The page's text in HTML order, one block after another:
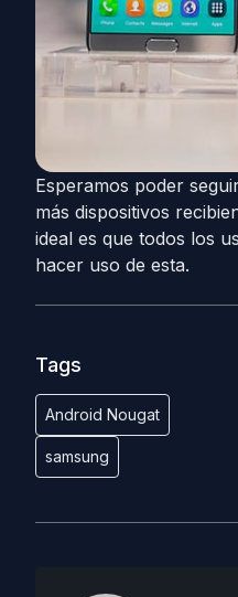
Esperamos poder
más dispositivos
ideal es que todos los
hacer uso de esta.
Tags
Android Nougat
samsung